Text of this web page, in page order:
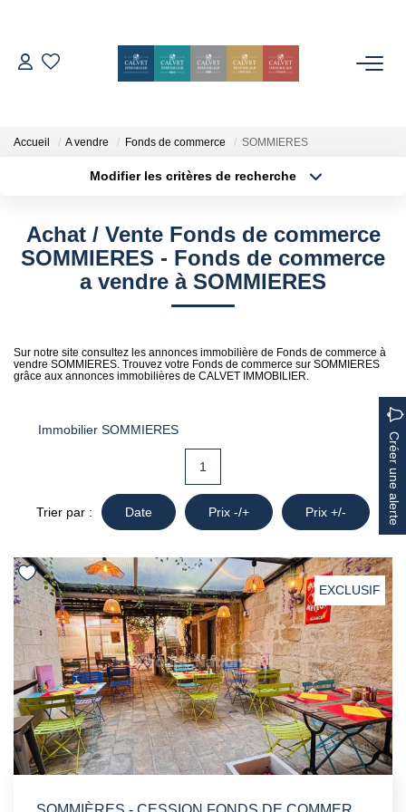
ESTIMER
Notre Équipe
Nos Avis
Nos Partenaires
Accueil A vendre Fonds de commerce SOMMIERES
Modifier les critères de recherche
Surface min Budget max
Plus de critères Créer une alerte
Achat / Vente Fonds de commerce
SOMMIERES - Fonds de commerce
a vendre à SOMMIERES
Sur notre site consultez les annonces immobilière de Fonds de commerce à
vendre SOMMIERES. Trouvez votre Fonds de commerce sur SOMMIERES
grâce aux annonces immobilières de CALVET IMMOBILIER.
Immobilier SOMMIERES
Créer une alerte
1
Trier par : Date Prix -/+ Prix +/-
EXCLUSIF